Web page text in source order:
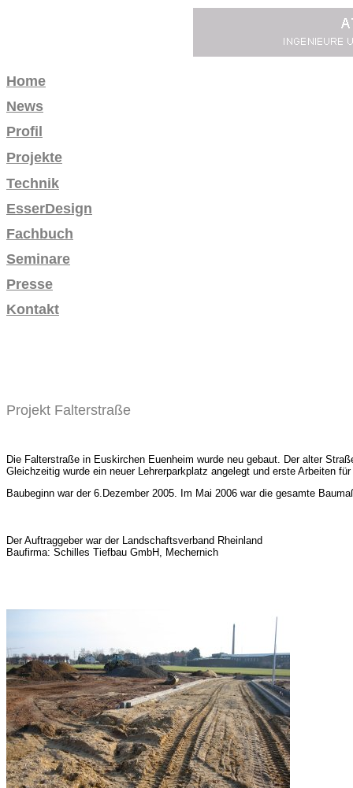
Home
News
Profil
Projekte
Technik
EsserDesign
Fachbuch
Seminare
Presse
Kontakt
Projekt Falterstraße
Die Falterstraße in Euskirchen Euenheim wurde neu gebaut. Der alter
Gleichzeitig wurde ein neuer Lehrerparkplatz angelegt und erste Arbeiten
Baubeginn war der 6.Dezember 2005. Im Mai 2006 war die gesamte
Der Auftraggeber war der Landschaftsverband Rheinland
Baufirma: Schilles Tiefbau GmbH, Mechernich